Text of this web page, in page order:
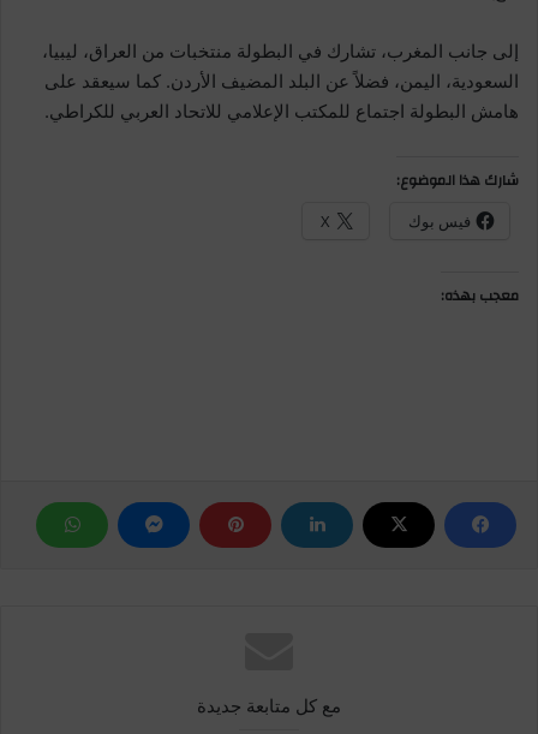
إلى جانب المغرب، تشارك في البطولة منتخبات من العراق، ليبيا،
السعودية، اليمن، فضلاً عن البلد المضيف الأردن. كما سيعقد على
هامش البطولة اجتماع للمكتب الإعلامي للاتحاد العربي للكراطي.
شارك هذا الموضوع:
فيس بوك X
معجب بهذه:
مع كل متابعة جديدة